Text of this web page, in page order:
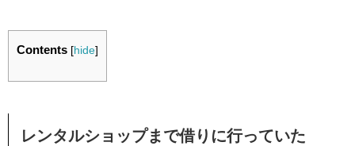
Contents [hide]
レンタルショップまで借りに行っていた